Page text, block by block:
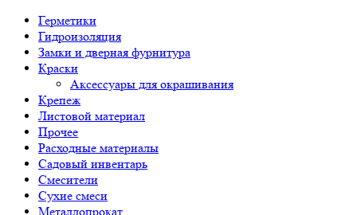
Герметики
Гидроизоляция
Замки и дверная фурнитура
Краски
Аксессуары для окрашивания
Крепеж
Листовой материал
Прочее
Расходные материалы
Садовый инвентарь
Смесители
Сухие смеси
Металлопрокат